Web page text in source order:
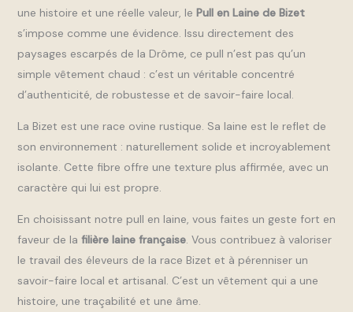
une histoire et une réelle valeur, le Pull en Laine de Bizet
s’impose comme une évidence. Issu directement des
paysages escarpés de la Drôme, ce pull n’est pas qu’un
simple vêtement chaud : c’est un véritable concentré
d’authenticité, de robustesse et de savoir-faire local.
La Bizet est une race ovine rustique. Sa laine est le reflet de
son environnement : naturellement solide et incroyablement
isolante. Cette fibre offre une texture plus affirmée, avec un
caractère qui lui est propre.
En choisissant notre pull en laine, vous faites un geste fort en
faveur de la filière laine française. Vous contribuez à valoriser
le travail des éleveurs de la race Bizet et à pérenniser un
savoir-faire local et artisanal. C’est un vêtement qui a une
histoire, une traçabilité et une âme.